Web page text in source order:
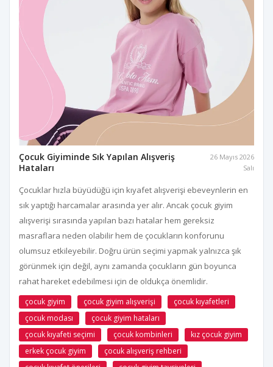
Çocuk Giyiminde Sık Yapılan Alışveriş
Hataları
26 Mayıs 2026
Salı
Çocuklar hızla büyüdüğü için kıyafet alışverişi ebeveynlerin en
sık yaptığı harcamalar arasında yer alır. Ancak çocuk giyim
alışverişi sırasında yapılan bazı hatalar hem gereksiz
masraflara neden olabilir hem de çocukların konforunu
olumsuz etkileyebilir. Doğru ürün seçimi yapmak yalnızca şık
görünmek için değil, aynı zamanda çocukların gün boyunca
rahat hareket edebilmesi için de oldukça önemlidir.
çocuk giyim çocuk giyim alışverişi
çocuk kıyafetleri
çocuk modası
çocuk giyim hataları
çocuk kıyafeti seçimi
çocuk kombinleri
kız çocuk giyim
erkek çocuk giyim
çocuk alışveriş rehberi